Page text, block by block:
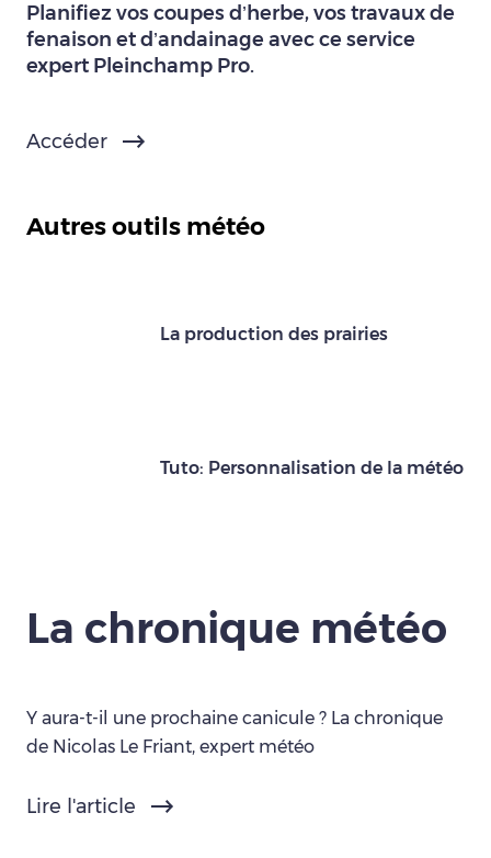
Planifiez vos coupes d’herbe, vos travaux de
fenaison et d’andainage avec ce service
expert Pleinchamp Pro.
Accéder
Autres outils météo
La production des prairies
Tuto: Personnalisation de la météo
La chronique météo
Y aura-t-il une prochaine canicule ? La chronique
de Nicolas Le Friant, expert météo
Lire l'article